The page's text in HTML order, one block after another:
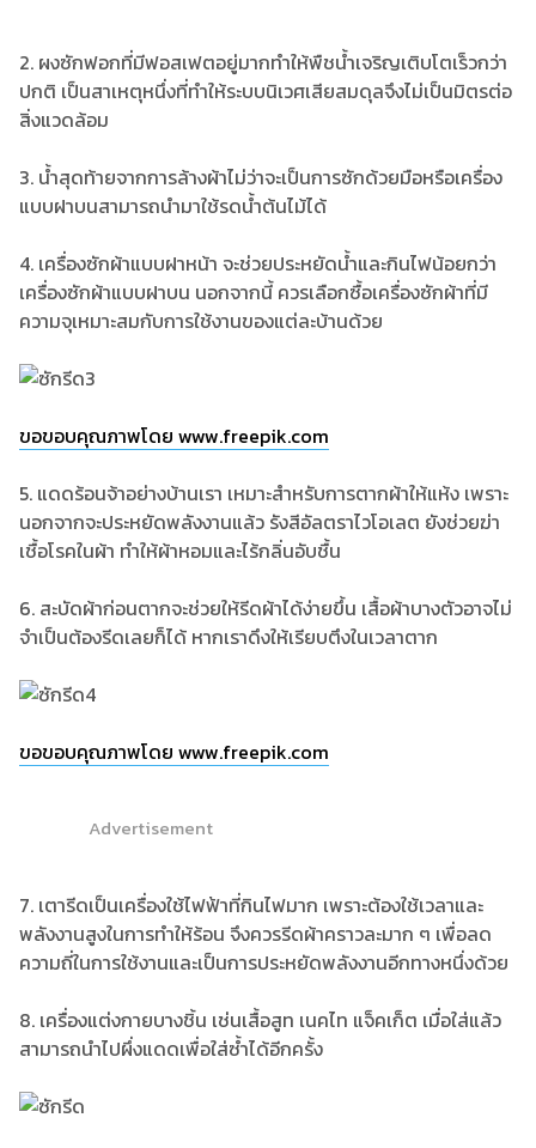
2. ผงซักฟอกที่มีฟอสเฟตอยู่มากทำให้พืชน้ำเจริญเติบโตเร็วกว่า
ปกติ เป็นสาเหตุหนึ่งที่ทำให้ระบบนิเวศเสียสมดุลจึงไม่เป็นมิตรต่อ
สิ่งแวดล้อม
3. น้ำสุดท้ายจากการล้างผ้าไม่ว่าจะเป็นการซักด้วยมือหรือเครื่อง
แบบฝาบนสามารถนำมาใช้รดน้ำต้นไม้ได้
4. เครื่องซักผ้าแบบฝาหน้า จะช่วยประหยัดน้ำและกินไฟน้อยกว่า
เครื่องซักผ้าแบบฝาบน นอกจากนี้ ควรเลือกซื้อเครื่องซักผ้าที่มี
ความจุเหมาะสมกับการใช้งานของแต่ละบ้านด้วย
ขอขอบคุณภาพโดย www.freepik.com
5. แดดร้อนจ้าอย่างบ้านเรา เหมาะสำหรับการตากผ้าให้แห้ง เพราะ
นอกจากจะประหยัดพลังงานแล้ว รังสีอัลตราไวโอเลต ยังช่วยฆ่า
เชื้อโรคในผ้า ทำให้ผ้าหอมและไร้กลิ่นอับชื้น
6. สะบัดผ้าก่อนตากจะช่วยให้รีดผ้าได้ง่ายขึ้น เสื้อผ้าบางตัวอาจไม่
จำเป็นต้องรีดเลยก็ได้ หากเราดึงให้เรียบตึงในเวลาตาก
ขอขอบคุณภาพโดย www.freepik.com
Advertisement
7. เตารีดเป็นเครื่องใช้ไฟฟ้าที่กินไฟมาก เพราะต้องใช้เวลาและ
พลังงานสูงในการทำให้ร้อน จึงควรรีดผ้าคราวละมาก ๆ เพื่อลด
ความถี่ในการใช้งานและเป็นการประหยัดพลังงานอีกทางหนึ่งด้วย
8. เครื่องแต่งกายบางชิ้น เช่นเสื้อสูท เนคไท แจ็คเก็ต เมื่อใส่แล้ว
สามารถนำไปผึ่งแดดเพื่อใส่ซ้ำได้อีกครั้ง